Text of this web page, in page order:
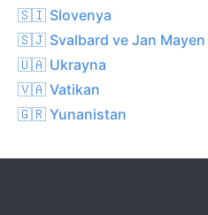
🇸🇮 Slovenya
🇸🇯 Svalbard ve Jan Mayen
🇺🇦 Ukrayna
🇻🇦 Vatikan
🇬🇷 Yunanistan